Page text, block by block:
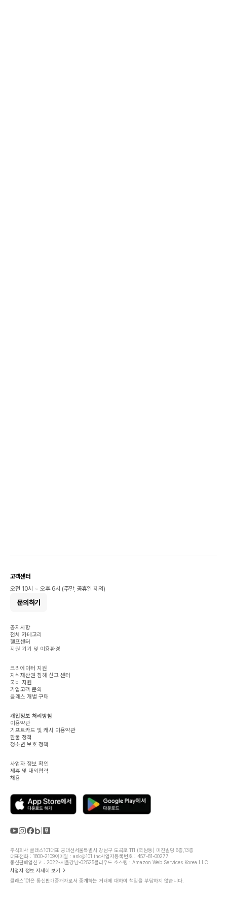
고객센터
오전 10시 ~ 오후 6시 (주말, 공휴일 제외)
문의하기
공지사항
전체 카테고리
헬프센터
지원 기기 및 이용환경
크리에이터 지원
지식재산권 침해 신고 센터
국비 지원
기업고객 문의
클래스 개별 구매
개인정보 처리방침
이용약관
기프트카드 및 캐시 이용약관
환불 정책
청소년 보호 정책
사업자 정보 확인
제휴 및 대외협력
채용
주식회사 클래스101대표 공대선서울특별시 강남구 도곡로 111 (역삼동) 미진빌딩 6층,13층
대표전화 : 1800-2109이메일 : ask@101.inc사업자등록번호 : 457-81-00277
통신판매업신고 : 2022-서울강남-02525클라우드 호스팅 : Amazon Web Services Korea LLC
사업자 정보 자세히 보기
클래스101은 통신판매중개자로서 중개하는 거래에 대하여 책임을 부담하지 않습니다.